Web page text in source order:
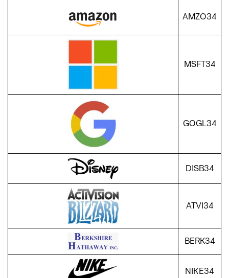
AMZO34
MSFT34
GOGL34
DISB34
ATVI34
BERK34
NIKE34